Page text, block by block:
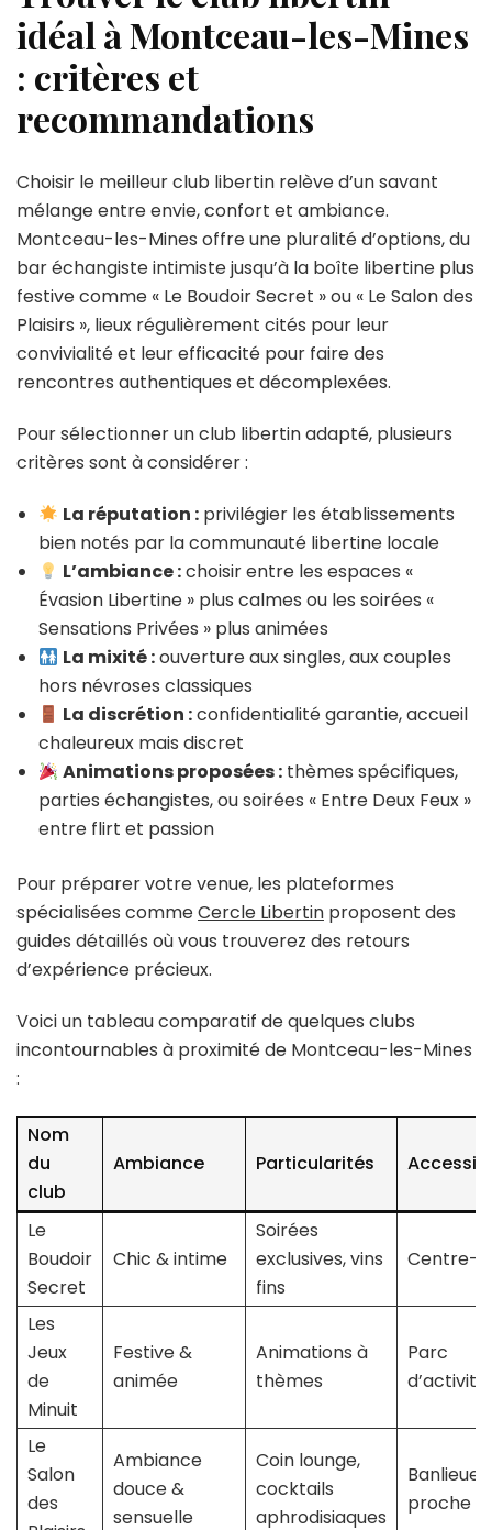
idéal à Montceau-les-Mines
: critères et
recommandations
Choisir le meilleur club libertin relève d’un savant
mélange entre envie, confort et ambiance.
Montceau-les-Mines offre une pluralité d’options, du
bar échangiste intimiste jusqu’à la boîte libertine plus
festive comme « Le Boudoir Secret » ou « Le Salon des
Plaisirs », lieux régulièrement cités pour leur
convivialité et leur efficacité pour faire des
rencontres authentiques et décomplexées.
Pour sélectionner un club libertin adapté, plusieurs
critères sont à considérer :
La réputation : privilégier les établissements
bien notés par la communauté libertine locale
L’ambiance :choisir entre les espaces «
Évasion Libertine » plus calmes ou les soirées «
Sensations Privées » plus animées
La mixité :ouverture aux singles, aux couples
hors névroses classiques
La discrétion :confidentialité garantie, accueil
chaleureux mais discret
Animations proposées : thèmes spécifiques,
parties échangistes, ou soirées « Entre Deux Feux »
entre flirt et passion
Pour préparer votre venue, les plateformes
spécialisées commeCercle Libertin proposent des
guides détaillés où vous trouverez des retours
d’expérience précieux.
Voici un tableau comparatif de quelques clubs
incontournables à proximité de Montceau-les-Mines
:
Nom
du
club
Ambiance Particularités
Le
Boudoir
Secret
Chic & intime
Soirées
exclusives, vins
fins
Centre-
Les
Jeux
de
Minuit
Festive &
animée
Animations à
thèmes
Parc
Le
Salon
des
Ambiance
douce &
sensuelle
Coin lounge,
cocktails
aphrodisiaques
Banlieue
proche